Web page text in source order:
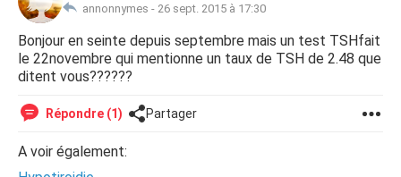
annonnymes - 26 sept. 2015 à 17:30
Bonjour en seinte depuis septembre mais un test TSHfait
le 22novembre qui mentionne un taux de TSH de 2.48 que
ditent vous??????
Répondre (1) Partager
A voir également: